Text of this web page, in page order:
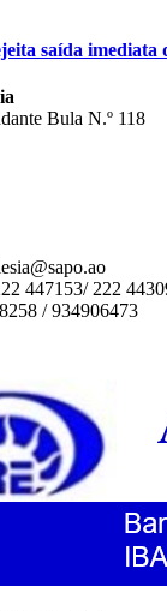
saída imediata
Bula N.º 118
447153/ 222
/ 934906473